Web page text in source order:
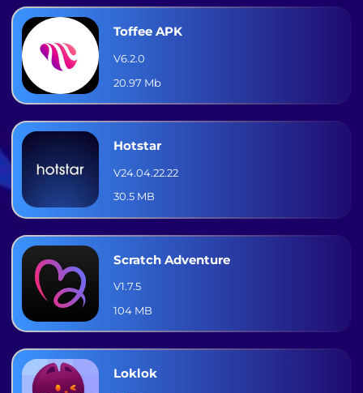
Toffee APK
V6.2.0
20.97 Mb
Hotstar
V24.04.22.22
30.5 MB
Scratch Adventure
V1.7.5
104 MB
Loklok